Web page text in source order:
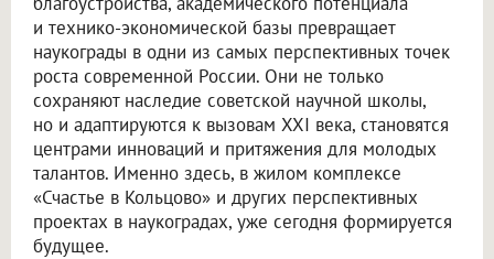
и технико-экономической базы превращает
наукограды в одни из самых перспективных точек
роста современной России. Они не только
сохраняют наследие советской научной школы,
но и адаптируются к вызовам XXI века, становятся
центрами инноваций и притяжения для молодых
талантов. Именно здесь, в жилом комплексе
«Счастье в Кольцово» и других перспективных
проектах в наукоградах, уже сегодня формируется
будущее.